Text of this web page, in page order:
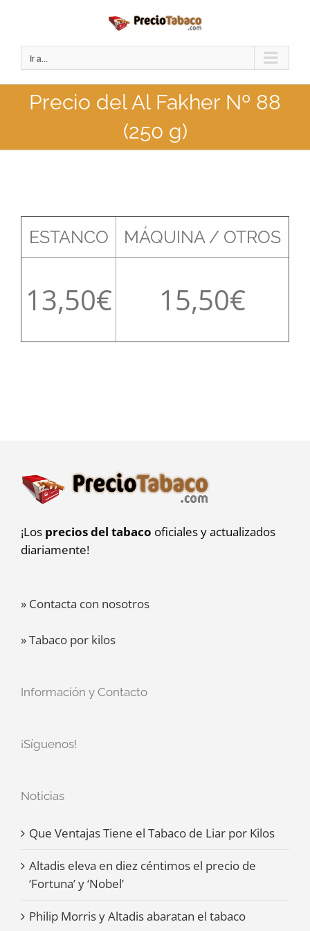
contenido
Ir a...
Precio del Al Fakher Nº 88
(250 g)
ESTANCO MÁQUINA / OTROS
13,50 15,50
¡Los precios del tabaco oficiales y actualizados
diariamente!
» Contacta con nosotros
» Tabaco por kilos
Información y Contacto
¡Síguenos!
Noticias
Que Ventajas Tiene el Tabaco de Liar por Kilos
Altadis eleva en diez céntimos el precio de
‘Fortuna’ y ‘Nobel’
Philip Morris y Altadis abaratan el tabaco